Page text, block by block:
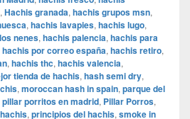
, Hachis granada, hachis grupos msn,
, hachis lavapies, hachis lugo,
nenes, hachis palencia, hachis para
hachis por correo españa, hachis retiro,
, hachis thc, hachis valencia,
tienda de hachis, hash semi dry,
, moroccan hash in spain, parque del
pillar porritos en madrid, Pillar Porros,
, principios del hachis, smoke in